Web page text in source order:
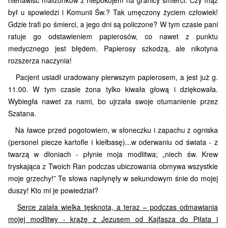
był u spowiedzi i Komunii Św.? Tak umęczony życiem człowiek!
Gdzie trafi po śmierci, a jego dni są policzone? W tym czasie pani
ratuje go odstawieniem papierosów, co nawet z punktu
medycznego jest błędem. Papierosy szkodzą, ale nikotyna
rozszerza naczynia!
Pacjent usiadł uradowany pierwszym papierosem, a jest już g.
11.00. W tym czasie żona tylko kiwała głową i dziękowała.
Wybiegła nawet za nami, bo ujrzała swoje otumanienie przez
Szatana.
Na ławce przed pogotowiem, w słoneczku i zapachu z ogniska
(personel piecze kartofle i kiełbasę)...w oderwaniu od świata - z
twarzą w dłoniach - płynie moja modlitwa; „niech św. Krew
tryskająca z Twoich Ran podczas ubiczowania obmywa wszystkie
moje grzechy!” Te słowa napłynęły w sekundowym śnie do mojej
duszy! Kto mi je powiedział?
Serce zalała wielka tęsknota, a teraz – podczas odmawiania
mojej modlitwy - krążę z Jezusem od Kajfasza do Piłata i